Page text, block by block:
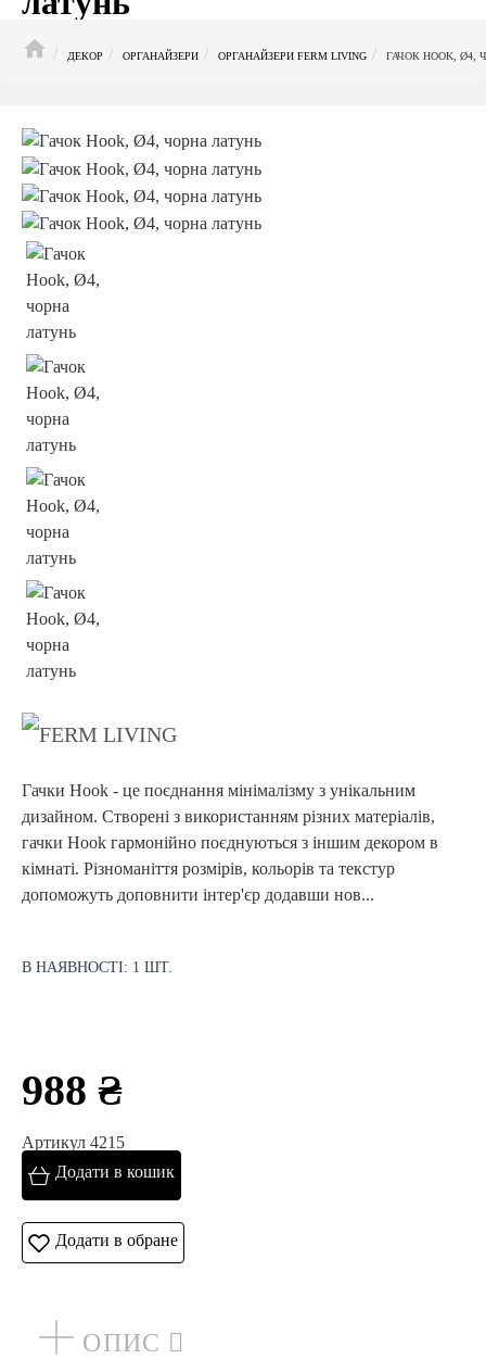
ДЕКОР
ОРГАНАЙЗЕРИ ОРГАНАЙЗЕРИ FERM LIVING ГАЧОК HOOK, Ø4,
Гачки Hook - це поєднання мінімалізму з унікальним
дизайном. Створені з використанням різних матеріалів,
гачки Hook гармонійно поєднуються з іншим декором в
кімнаті. Різноманіття розмірів, кольорів та текстур
допоможуть доповнити інтер'єр додавши нов...
В НАЯВНОСТІ: 1 ШТ.
988 ₴
Артикул 4215
Додати в кошик
Додати в обране
ОПИС